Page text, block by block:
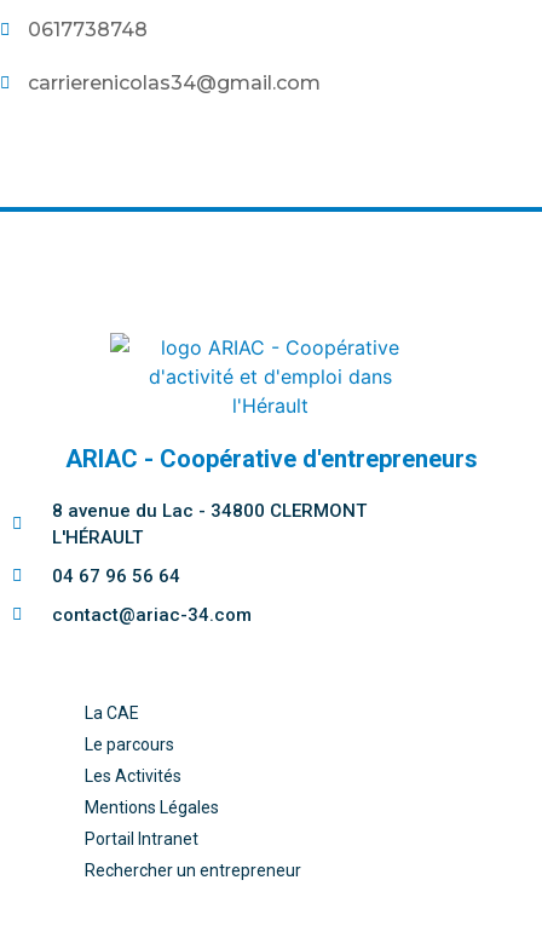
0617738748
carrierenicolas34@gmail.com
ARIAC - Coopérative d'entrepreneurs
8 avenue du Lac - 34800 CLERMONT
L'HÉRAULT
04 67 96 56 64
contact@ariac-34.com
La CAE
Le parcours
Les Activités
Mentions Légales
Portail Intranet
Rechercher un entrepreneur